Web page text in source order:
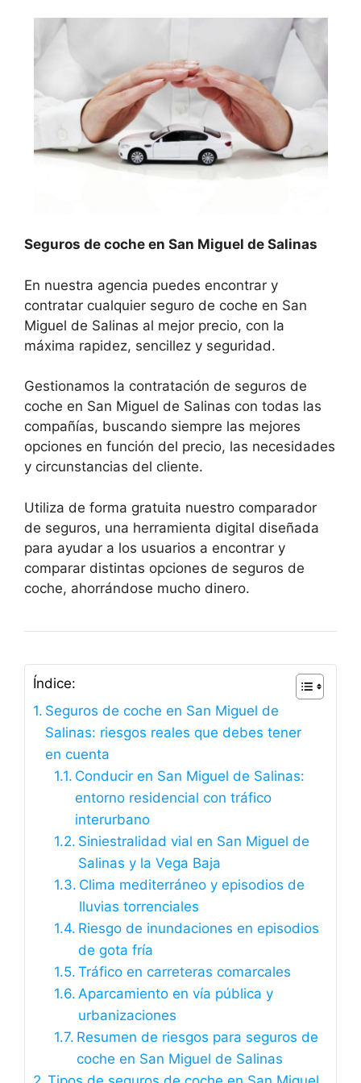
Seguros de coche en San Miguel de Salinas
En nuestra agencia puedes encontrar y
contratar cualquier seguro de coche en San
Miguel de Salinas al mejor precio, con la
máxima rapidez, sencillez y seguridad.
Gestionamos la contratación de seguros de
coche en San Miguel de Salinas con todas las
compañías, buscando siempre las mejores
opciones en función del precio, las necesidades
y circunstancias del cliente.
Utiliza de forma gratuita nuestro comparador
de seguros, una herramienta digital diseñada
para ayudar a los usuarios a encontrar y
comparar distintas opciones de seguros de
coche, ahorrándose mucho dinero.
Índice:
Seguros de coche en San Miguel de
Salinas: riesgos reales que debes tener
en cuenta
Conducir en San Miguel de Salinas:
entorno residencial con tráfico
interurbano
Siniestralidad vial en San Miguel de
Salinas y la Vega Baja
Clima mediterráneo y episodios de
lluvias torrenciales
Riesgo de inundaciones en episodios
de gota fría
Tráfico en carreteras comarcales
Aparcamiento en vía pública y
urbanizaciones
Resumen de riesgos para seguros de
coche en San Miguel de Salinas